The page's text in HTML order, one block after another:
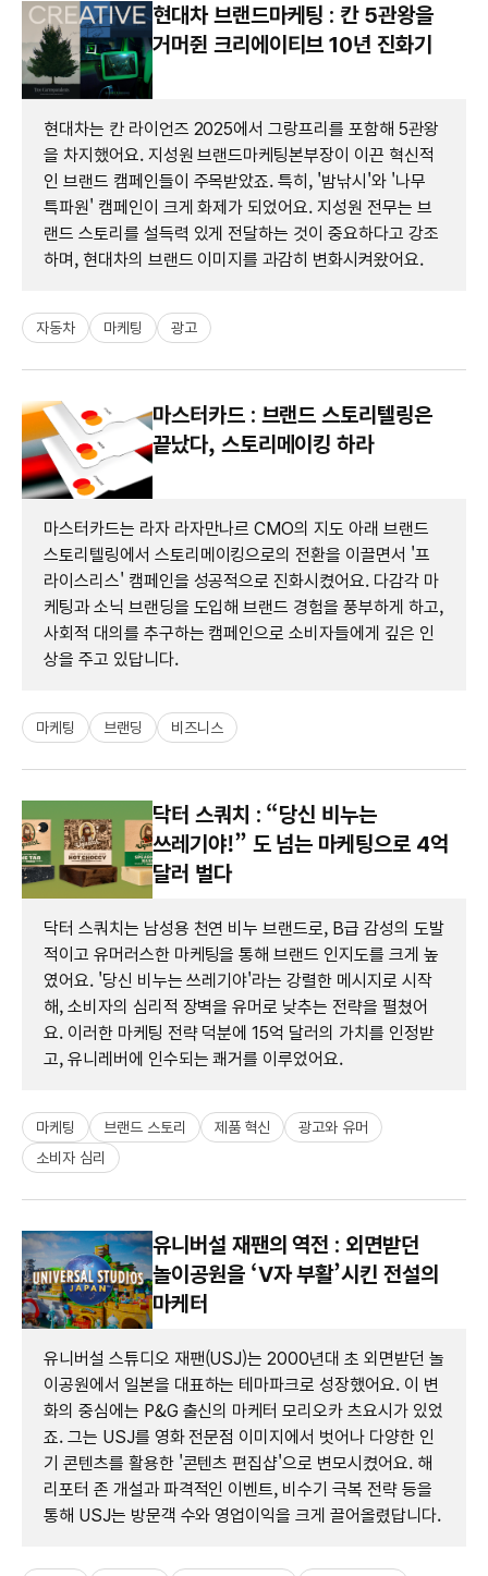
현대차 브랜드마케팅 : 칸 5관왕을
거머쥔 크리에이티브 10년 진화기
현대차는 칸 라이언즈 2025에서 그랑프리를 포함해 5관왕
을 차지했어요. 지성원 브랜드마케팅본부장이 이끈 혁신적
인 브랜드 캠페인들이 주목받았죠. 특히, '밤낚시'와 '나무
특파원' 캠페인이 크게 화제가 되었어요. 지성원 전무는 브
랜드 스토리를 설득력 있게 전달하는 것이 중요하다고 강조
하며, 현대차의 브랜드 이미지를 과감히 변화시켜왔어요.
자동차 마케팅 광고
마스터카드 : 브랜드 스토리텔링은
끝났다, 스토리메이킹 하라
마스터카드는 라자 라자만나르 CMO의 지도 아래 브랜드
스토리텔링에서 스토리메이킹으로의 전환을 이끌면서 '프
라이스리스' 캠페인을 성공적으로 진화시켰어요. 다감각 마
케팅과 소닉 브랜딩을 도입해 브랜드 경험을 풍부하게 하고,
사회적 대의를 추구하는 캠페인으로 소비자들에게 깊은 인
상을 주고 있답니다.
마케팅 브랜딩 비즈니스
닥터 스쿼치 : “당신 비누는
쓰레기야!” 도 넘는 마케팅으로 4억
달러 벌다
닥터 스쿼치는 남성용 천연 비누 브랜드로, B급 감성의 도발
적이고 유머러스한 마케팅을 통해 브랜드 인지도를 크게 높
였어요. '당신 비누는 쓰레기야'라는 강렬한 메시지로 시작
해, 소비자의 심리적 장벽을 유머로 낮추는 전략을 펼쳤어
요. 이러한 마케팅 전략 덕분에 15억 달러의 가치를 인정받
고, 유니레버에 인수되는 쾌거를 이루었어요.
마케팅 브랜드 스토리 제품 혁신
광고와 유머
소비자 심리
유니버설 재팬의 역전 : 외면받던
놀이공원을 ‘V자 부활’시킨 전설의
마케터
유니버설 스튜디오 재팬(USJ)는 2000년대 초 외면받던 놀
이공원에서 일본을 대표하는 테마파크로 성장했어요. 이 변
화의 중심에는 P&G 출신의 마케터 모리오카 츠요시가 있었
죠. 그는 USJ를 영화 전문점 이미지에서 벗어나 다양한 인
기 콘텐츠를 활용한 '콘텐츠 편집샵'으로 변모시켰어요. 해
리포터 존 개설과 파격적인 이벤트, 비수기 극복 전략 등을
통해 USJ는 방문객 수와 영업이익을 크게 끌어올렸답니다.